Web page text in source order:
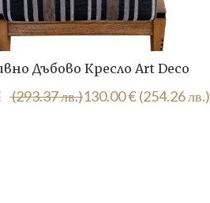
Дъбово Кресло Art Deco
(293.37 лв.)Original
130.00€(254.26 лв.)
Текущата